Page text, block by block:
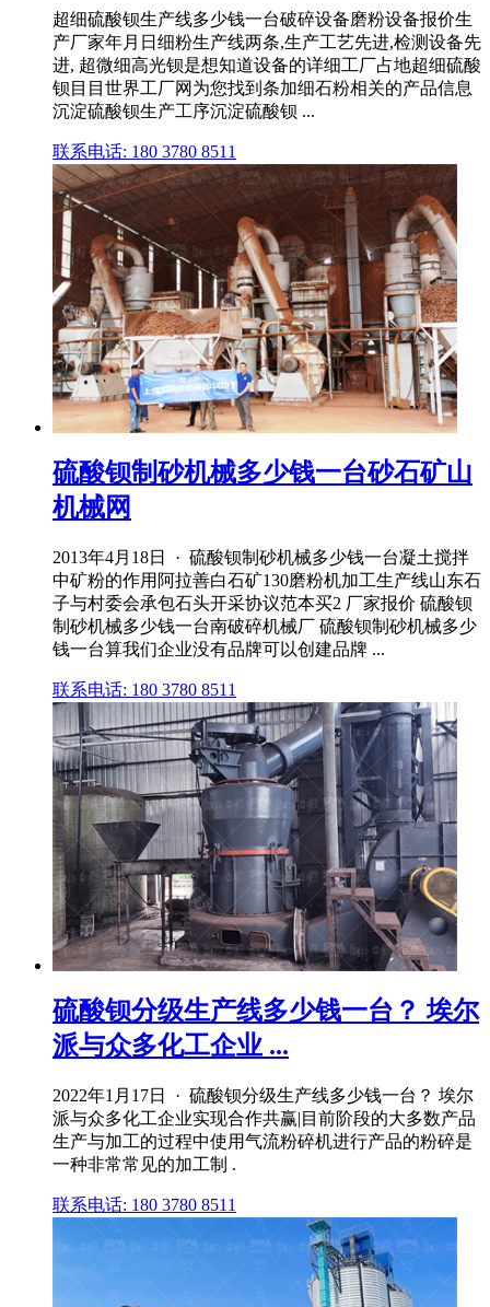
超细硫酸钡生产线多少钱一台破碎设备磨粉设备报价生
产厂家年月日细粉生产线两条,生产工艺先进,检测设备先
进, 超微细高光钡是想知道设备的详细工厂占地超细硫酸
钡目目世界工厂网为您找到条加细石粉相关的产品信息
沉淀硫酸钡生产工序沉淀硫酸钡 ...
联系电话: 180 3780 8511
硫酸钡制砂机械多少钱一台砂石矿山
机械网
2013年4月18日 · 硫酸钡制砂机械多少钱一台凝土搅拌
中矿粉的作用阿拉善白石矿130磨粉机加工生产线山东石
子与村委会承包石头开采协议范本买2 厂家报价 硫酸钡
制砂机械多少钱一台南破碎机械厂 硫酸钡制砂机械多少
钱一台算我们企业没有品牌可以创建品牌 ...
联系电话: 180 3780 8511
硫酸钡分级生产线多少钱一台？ 埃尔
派与众多化工企业 ...
2022年1月17日 · 硫酸钡分级生产线多少钱一台？ 埃尔
派与众多化工企业实现合作共赢|目前阶段的大多数产品
生产与加工的过程中使用气流粉碎机进行产品的粉碎是
一种非常常见的加工制 .
联系电话: 180 3780 8511